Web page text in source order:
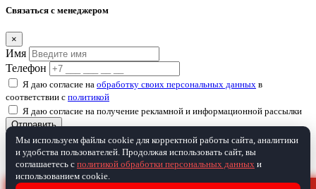
Связаться с менеджером
×
Имя
Телефон
Я даю согласие на обработку своих персональных данных в
соответствии с политикой
Я даю согласие на получение рекламной и информационной рассылки
Отправить
Товар добавлен в корзину
×
Мы используем файлы cookie для корректной работы сайта, аналитики
и удобства пользователей. Продолжая использовать сайт, вы
соглашаетесь с политикой обработки персональных данных и
использованием cookie.